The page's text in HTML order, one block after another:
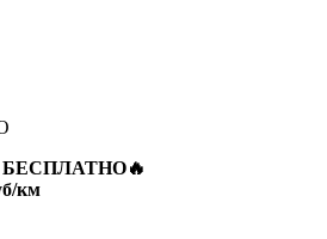
БЕСПЛАТНО🔥
км